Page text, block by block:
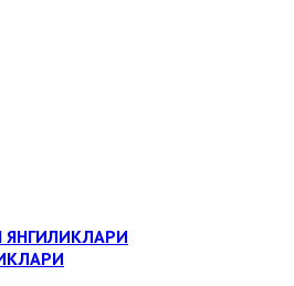
ЯНГИЛИКЛАРИ